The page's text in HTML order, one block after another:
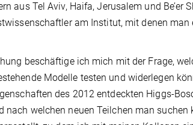
aus Tel Aviv, Haifa, Jerusalem und
am Institut, mit denen
beschäftige ich mich mit der Frage,
Modelle testen und widerlegen
des 2012 entdeckten Higgs-
nach welchen neuen Teilchen man